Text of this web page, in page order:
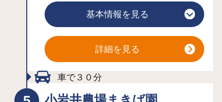
知人にそっくりな羅漢像に会いに行っ
てみませんか？
みで、おろししょうが･ニンニク･ラー
油を加えて食べてください。食べるほ
と具は全部食べきらずに少しだけ残し
ておき、｢ちーたんたん(鶏蛋湯)｣と注文
してください。おいしい玉子スープを
基本情報を見る
詳細を見る
車で３０分